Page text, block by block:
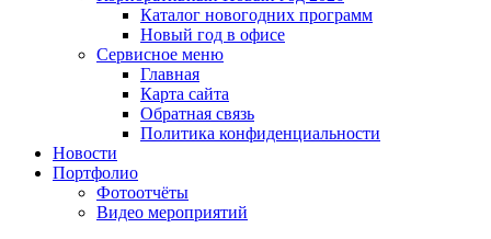
Каталог новогодних программ
Новый год в офисе
Сервисное меню
Главная
Карта сайта
Обратная связь
Политика конфиденциальности
Новости
Портфолио
Фотоотчёты
Видео мероприятий